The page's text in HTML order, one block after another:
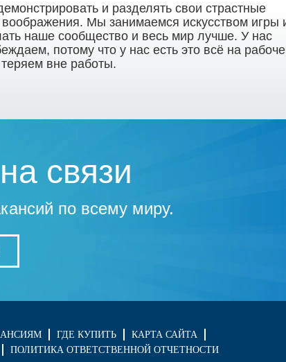
и разделять свои страстные
Мы занимаемся искусством игры
наше сообщество и весь мир лучше. У нас
потому что у нас есть это всё на
вне работы.
связи
по всему миру.
ГДЕ КУПИТЬ
КАРТА САЙТА
ПОЛИТИКА ОТВЕТСТВЕННОЙ ОТЧЕТНОСТИ